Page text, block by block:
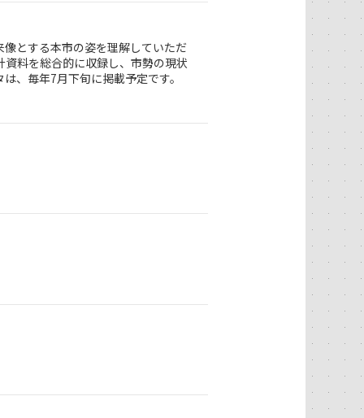
とする本市の姿を理解していただ
料を総合的に収録し、市勢の現状
、毎年7月下旬に掲載予定です。